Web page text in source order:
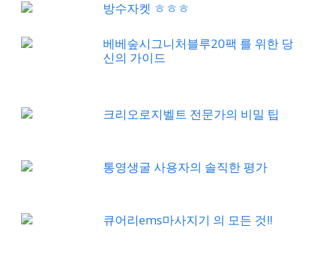
방수자켓 ㅎㅎㅎ
베베숲시그니처블루20팩 를 위한 당
신의 가이드
크리오로지벨트 전문가의 비밀 팁
통영생굴 사용자의 솔직한 평가
큐어리ems마사지기 의 모든 것!!